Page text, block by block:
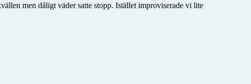
men dåligt väder satte stopp. Istället improviserade vi lite